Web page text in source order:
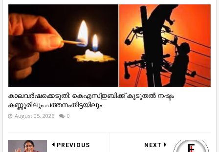
കാലവര്‍ഷക്കെടുതി: കെഎസ്‌ഇബിക്ക് കൂടുതല്‍ നഷ്ടം
കണ്ണൂരിലും പത്തനംതിട്ടയിലും
August 05, 2026 0
NEXT
PREVIOUS